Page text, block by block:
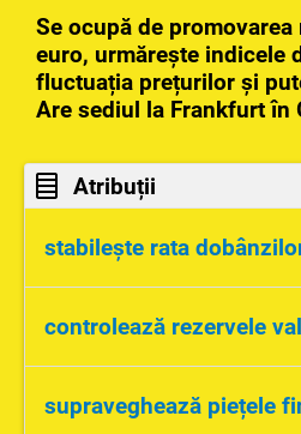
Se ocupă de
euro, urmărește indicele
fluctuația prețurilor și
Are sediul la Frankfurt în
Atribuții
stabilește rata
-eurobor
controlează rezervele
-zona euro
supraveghează piețele